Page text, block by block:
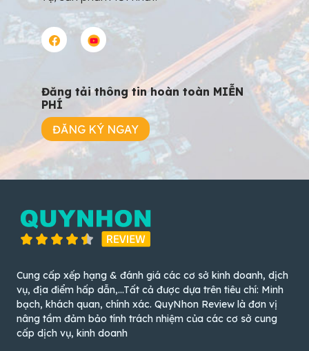
Đăng tải thông tin hoàn toàn MIỄN
PHÍ
ĐĂNG KÝ NGAY
Cung cấp xếp hạng & đánh giá các cơ sở kinh doanh, dịch
vụ, địa điểm hấp dẫn,...Tất cả được dựa trên tiêu chí: Minh
bạch, khách quan, chính xác. QuyNhon Review là đơn vị
nâng tầm đảm bảo tính trách nhiệm của các cơ sở cung
cấp dịch vụ, kinh doanh